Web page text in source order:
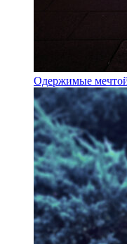
Одержимые